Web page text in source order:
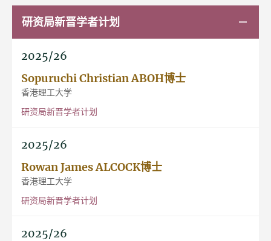
研资局新晋学者计划
2025/26
Sopuruchi Christian ABOH博士
香港理工大学
研资局新晋学者计划
2025/26
Rowan James ALCOCK博士
香港理工大学
研资局新晋学者计划
2025/26